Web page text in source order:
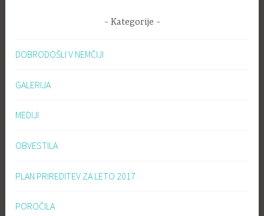
Kategorije
DOBRODOŠLI V NEMČIJI
GALERIJA
MEDIJI
OBVESTILA
PLAN PRIREDITEV ZA LETO 2017
POROČILA